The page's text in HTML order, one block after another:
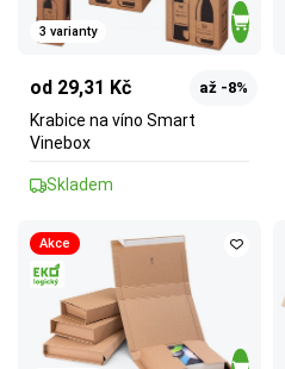
3 varianty
od 29,31 Kč až -8%
Krabice na víno Smart
Vinebox
Skladem
Akce